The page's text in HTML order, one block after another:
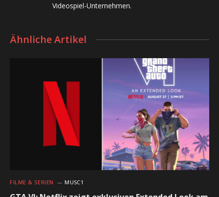
Videospiel-Unternehmen.
Ähnliche Artikel
FILME & SERIEN MUSC1